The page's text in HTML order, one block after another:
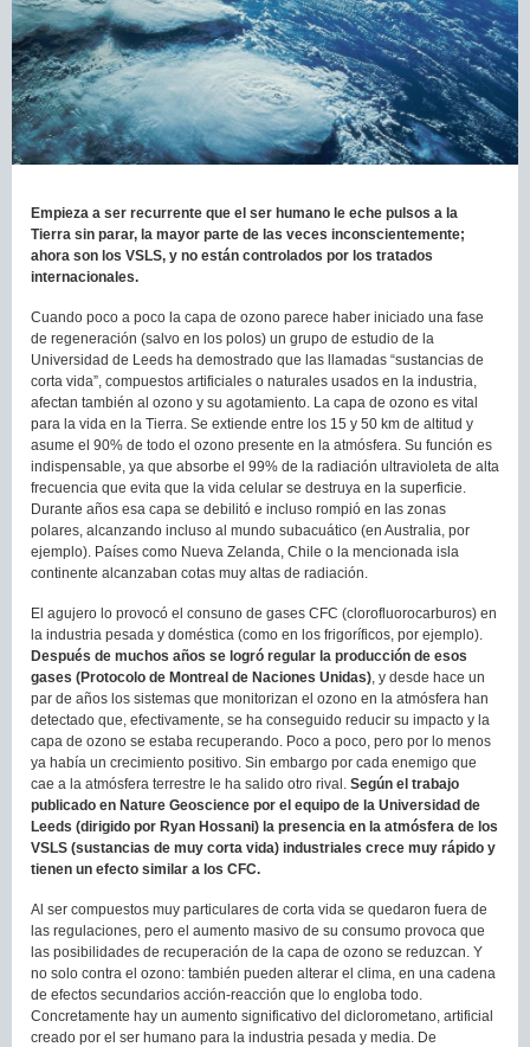
Empieza a ser recurrente que el ser humano le eche pulsos a la
Tierra sin parar, la mayor parte de las veces inconscientemente;
ahora son los VSLS, y no están controlados por los tratados
internacionales.
Cuando poco a poco la capa de ozono parece haber iniciado una fase
de regeneración (salvo en los polos) un grupo de estudio de la
Universidad de Leeds ha demostrado que las llamadas “sustancias de
corta vida”, compuestos artificiales o naturales usados en la industria,
afectan también al ozono y su agotamiento. La capa de ozono es vital
para la vida en la Tierra. Se extiende entre los 15 y 50 km de altitud y
asume el 90% de todo el ozono presente en la atmósfera. Su función es
indispensable, ya que absorbe el 99% de la radiación ultravioleta de alta
frecuencia que evita que la vida celular se destruya en la superficie.
Durante años esa capa se debilitó e incluso rompió en las zonas
polares, alcanzando incluso al mundo subacuático (en Australia, por
ejemplo). Países como Nueva Zelanda, Chile o la mencionada isla
continente alcanzaban cotas muy altas de radiación.
El agujero lo provocó el consuno de gases CFC (clorofluorocarburos) en
la industria pesada y doméstica (como en los frigoríficos, por ejemplo).
Después de muchos años se logró regular la producción de esos
gases (Protocolo de Montreal de Naciones Unidas), y desde hace un
par de años los sistemas que monitorizan el ozono en la atmósfera han
detectado que, efectivamente, se ha conseguido reducir su impacto y la
capa de ozono se estaba recuperando. Poco a poco, pero por lo menos
ya había un crecimiento positivo. Sin embargo por cada enemigo que
cae a la atmósfera terrestre le ha salido otro rival. Según el trabajo
publicado en Nature Geoscience por el equipo de la Universidad de
Leeds (dirigido por Ryan Hossani) la presencia en la atmósfera de los
VSLS (sustancias de muy corta vida) industriales crece muy rápido y
tienen un efecto similar a los CFC.
Al ser compuestos muy particulares de corta vida se quedaron fuera de
las regulaciones, pero el aumento masivo de su consumo provoca que
las posibilidades de recuperación de la capa de ozono se reduzcan. Y
no solo contra el ozono: también pueden alterar el clima, en una cadena
de efectos secundarios acción-reacción que lo engloba todo.
Concretamente hay un aumento significativo del diclorometano, artificial
creado por el ser humano para la industria pesada y media. De